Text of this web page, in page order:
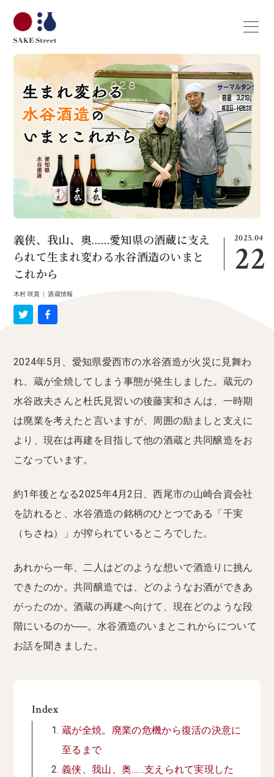
2025.04
22
義侠、我山、奥……愛知県の酒蔵に支え
られて生まれ変わる水谷酒造のいまと
これから
木村 咲貴 |酒蔵情報
2024年5月、愛知県愛西市の水谷酒造が火災に見舞わ
れ、蔵が全焼してしまう事態が発生しました。蔵元の
水谷政夫さんと杜氏見習いの後藤実和さんは、一時期
は廃業を考えたと言いますが、周囲の励ましと支えに
より、現在は再建を目指して他の酒蔵と共同醸造をお
こなっています。
約1年後となる2025年4月2日、西尾市の山崎合資会社
を訪れると、水谷酒造の銘柄のひとつである「千実
（ちさね）」が搾られているところでした。
あれから一年、二人はどのような想いで酒造りに挑ん
できたのか。共同醸造では、どのようなお酒ができあ
がったのか。酒蔵の再建へ向けて、現在どのような段
階にいるのか──。水谷酒造のいまとこれからについて
お話を聞きました。
Index
蔵が全焼。廃業の危機から復活の決意に
至るまで
義侠、我山、奥……支えられて実現した